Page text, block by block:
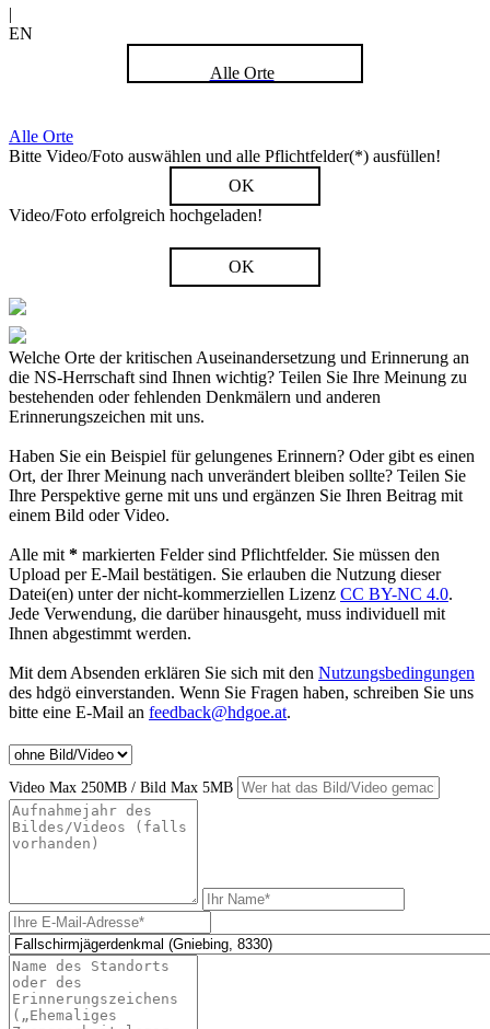
|
EN
Alle Orte
Alle Orte
Bitte Video/Foto auswählen und alle Pflichtfelder(*) ausfüllen!
OK
Video/Foto erfolgreich hochgeladen!
OK
Welche Orte der kritischen Auseinandersetzung und Erinnerung an
die NS-Herrschaft sind Ihnen wichtig? Teilen Sie Ihre Meinung zu
bestehenden oder fehlenden Denkmälern und anderen
Erinnerungszeichen mit uns.
Haben Sie ein Beispiel für gelungenes Erinnern? Oder gibt es einen
Ort, der Ihrer Meinung nach unverändert bleiben sollte? Teilen Sie
Ihre Perspektive gerne mit uns und ergänzen Sie Ihren Beitrag mit
einem Bild oder Video.
Alle mit * markierten Felder sind Pflichtfelder. Sie müssen den
Upload per E-Mail bestätigen. Sie erlauben die Nutzung dieser
Datei(en) unter der nicht-kommerziellen Lizenz CC BY-NC 4.0.
Jede Verwendung, die darüber hinausgeht, muss individuell mit
Ihnen abgestimmt werden.
Mit dem Absenden erklären Sie sich mit den Nutzungsbedingungen
des hdgö einverstanden. Wenn Sie Fragen haben, schreiben Sie uns
bitte eine E-Mail an feedback@hdgoe.at.
Video Max 250MB / Bild Max 5MB